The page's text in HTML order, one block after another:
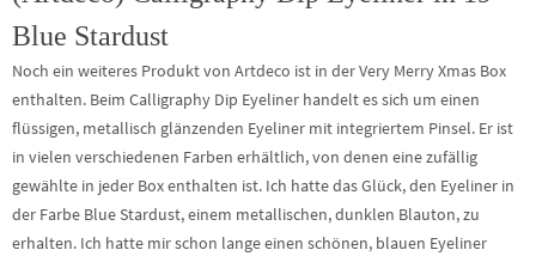
Blue Stardust
Noch ein weiteres Produkt von Artdeco ist in der Very Merry Xmas Box
enthalten. Beim Calligraphy Dip Eyeliner handelt es sich um einen
flüssigen, metallisch glänzenden Eyeliner mit integriertem Pinsel. Er ist
in vielen verschiedenen Farben erhältlich, von denen eine zufällig
gewählte in jeder Box enthalten ist. Ich hatte das Glück, den Eyeliner in
der Farbe Blue Stardust, einem metallischen, dunklen Blauton, zu
erhalten. Ich hatte mir schon lange einen schönen, blauen Eyeliner